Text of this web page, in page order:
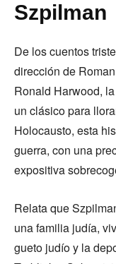
Szpilman
De los cuentos
dirección de
Ronald Harwood,
un clásico para
Holocausto, esta
guerra, con una
expositiva
Relata que
una familia judía,
gueto judío y la